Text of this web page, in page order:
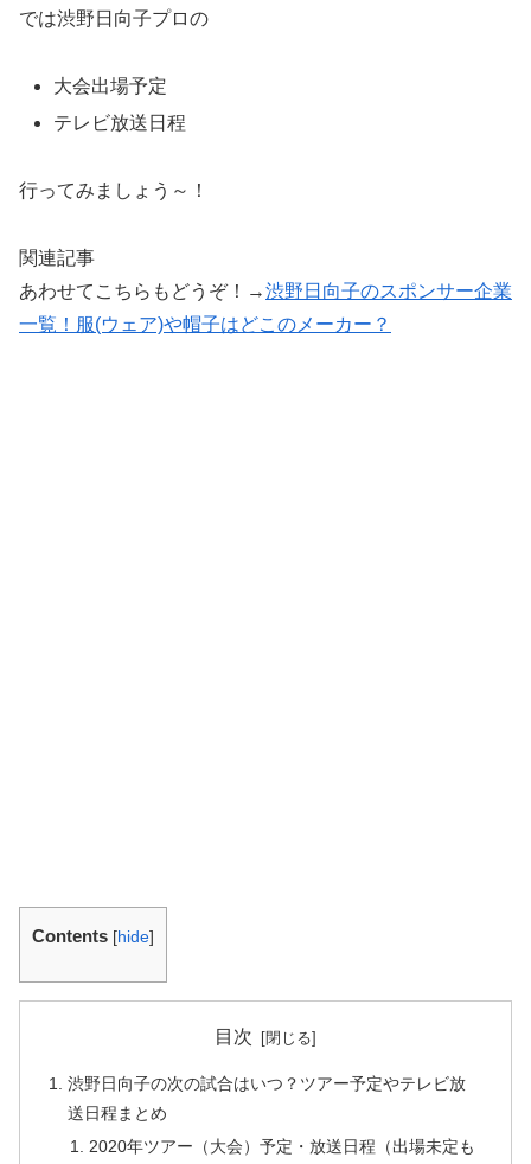
では渋野日向子プロの
大会出場予定
テレビ放送日程
行ってみましょう～！
関連記事
あわせてこちらもどうぞ！→渋野日向子のスポンサー企業
一覧！服(ウェア)や帽子はどこのメーカー？
Contents [hide]
目次
渋野日向子の次の試合はいつ？ツアー予定やテレビ放
送日程まとめ
2020年ツアー（大会）予定・放送日程（出場未定も